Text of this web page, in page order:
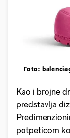
Foto:
Kao i brojne
predstavlja
potpeticom